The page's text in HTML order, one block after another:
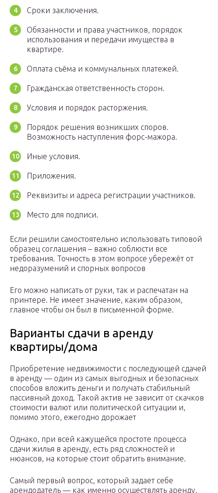
Сроки заключения.
Обязанности и права участников, порядок
использования и передачи имущества в
квартире.
Оплата съёма и коммунальных платежей.
Гражданская ответственность сторон.
Условия и порядок расторжения.
Порядок решения возникших споров.
Возможность наступления форс-мажора.
Иные условия.
Приложения.
Реквизиты и адреса регистрации участников.
Место для подписи.
Если решили самостоятельно использовать типовой
образец соглашения – важно соблюсти все
требования. Точность в этом вопросе убережёт от
недоразумений и спорных вопросов
Его можно написать от руки, так и распечатан на
принтере. Не имеет значение, каким образом,
главное чтобы он был в письменной форме.
Варианты сдачи в аренду
квартиры/дома
Приобретение недвижимости с последующей сдачей
в аренду — один из самых выгодных и безопасных
способов вложить деньги и получать стабильный
пассивный доход. Такой актив не зависит от скачков
стоимости валют или политической ситуации и,
помимо этого, ежегодно дорожает
Однако, при всей кажущейся простоте процесса
сдачи жилья в аренду, есть ряд сложностей и
нюансов, на которые стоит обратить внимание.
Самый первый вопрос, который задает себе
арендодатель — как именно осуществлять аренду,